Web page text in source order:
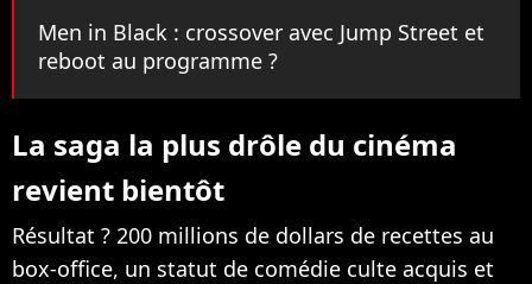
Men in Black : crossover avec Jump Street et
reboot au programme ?
La saga la plus drôle du cinéma
revient bientôt
Résultat ? 200 millions de dollars de recettes au
box-office, un statut de comédie culte acquis et